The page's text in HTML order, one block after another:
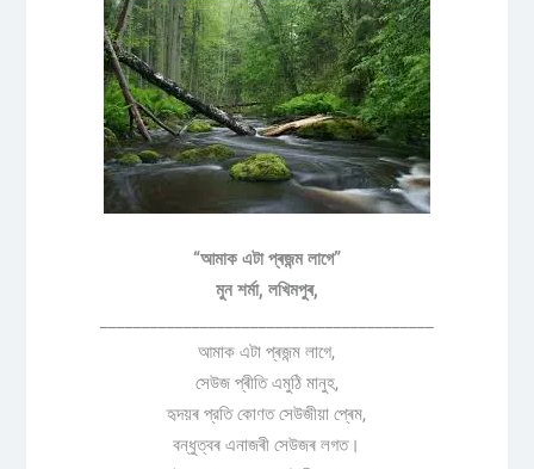
“আমাক এটা প্ৰজন্ম লাগে”
মুন শৰ্মা, লখিমপুৰ,
আমাক এটা প্ৰজন্ম লাগে,
সেউজ প্ৰীতি এমুঠি মানুহ,
হৃদয়ৰ প্রতি কোণত সেউজীয়া প্ৰেম,
বন্ধুত্বৰ এনাজৰী সেউজৰ লগত।